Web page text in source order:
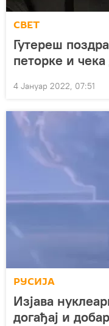
СВЕТ
Гутереш
петорке и
4 Јануар 2022, 07:51
РУСИЈА
Изјава
догађај и